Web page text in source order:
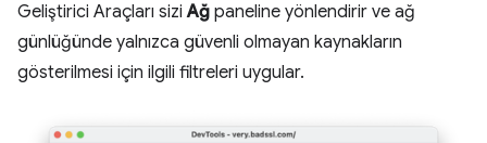
Geliştirici Araçları siziAğ paneline yönlendirir ve ağ
günlüğünde yalnızca güvenli olmayan kaynakların
gösterilmesi için ilgili filtreleri uygular.